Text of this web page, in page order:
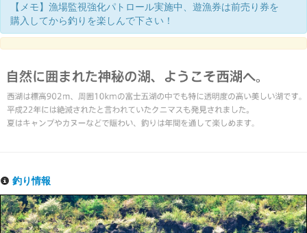
【メモ】漁場監視強化パトロール実施中、遊漁券は前売り券を
購入してから釣りを楽しんで下さい！
釣り情報